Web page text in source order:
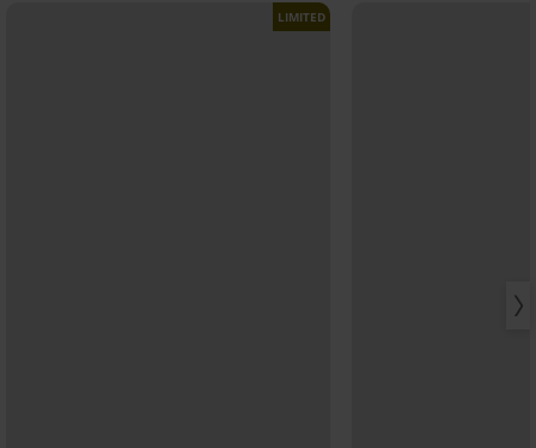
LIMITED